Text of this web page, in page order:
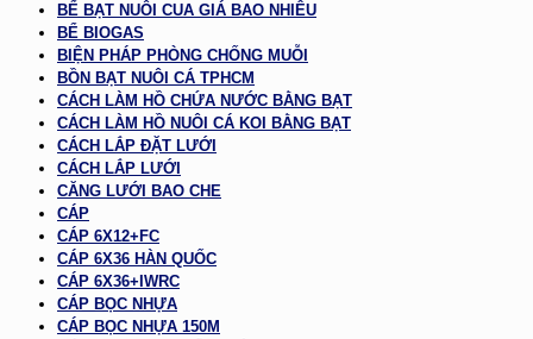
BỂ BẠT NUÔI CUA GIÁ BAO NHIÊU
BỂ BIOGAS
BIỆN PHÁP PHÒNG CHỐNG MUỖI
BỒN BẠT NUÔI CÁ TPHCM
CÁCH LÀM HỒ CHỨA NƯỚC BẰNG BẠT
CÁCH LÀM HỒ NUÔI CÁ KOI BẰNG BẠT
CÁCH LẮP ĐẶT LƯỚI
CÁCH LẮP LƯỚI
CĂNG LƯỚI BAO CHE
CÁP
CÁP 6X12+FC
CÁP 6X36 HÀN QUỐC
CÁP 6X36+IWRC
CÁP BỌC NHỰA
CÁP BỌC NHỰA 150M